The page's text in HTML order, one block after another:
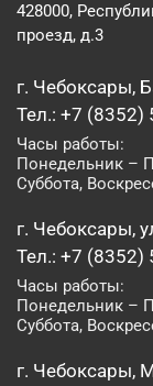
428000,
проезд, д.3
г. Чебоксары,
Тел.: +7 (8352)
Часы работы:
Понедельник –
Суббота,
г. Чебоксары,
Тел.: +7 (8352)
Часы работы:
Понедельник –
Суббота,
г. Чебоксары,